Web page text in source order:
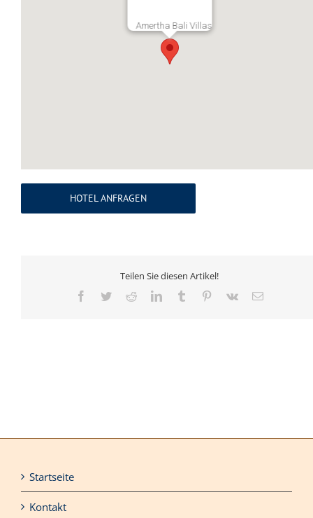
Amertha Bali Villas
HOTEL ANFRAGEN
Teilen Sie diesen Artikel!
Facebook
TwitterRedditLinkedInTumblr Pinterest
Vk
E-
Startseite
Kontakt